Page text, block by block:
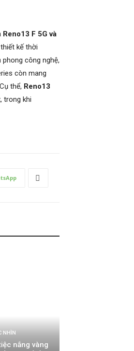
Reno13 F 5G và
kế thời
công nghệ,
còn mang
thể, Reno13
, trong khi
NHÌN
nắng vàng